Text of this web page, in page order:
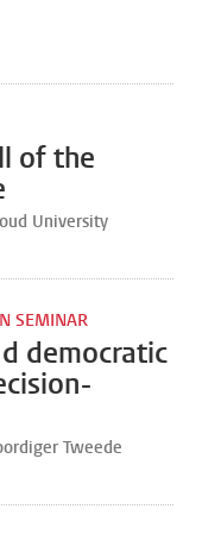
of the
University
SEMINAR
democratic
Tweede